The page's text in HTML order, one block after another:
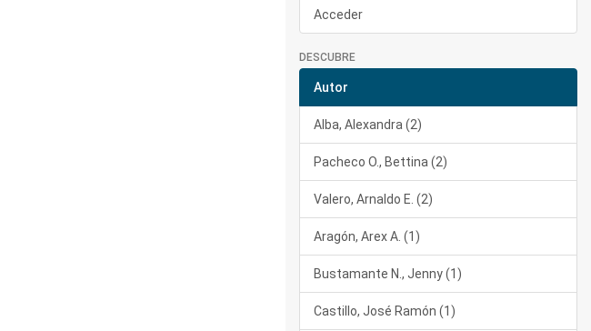
Acceder
DESCUBRE
Autor
Alba, Alexandra (2)
Pacheco O., Bettina (2)
Valero, Arnaldo E. (2)
Aragón, Arex A. (1)
Bustamante N., Jenny (1)
Castillo, José Ramón (1)